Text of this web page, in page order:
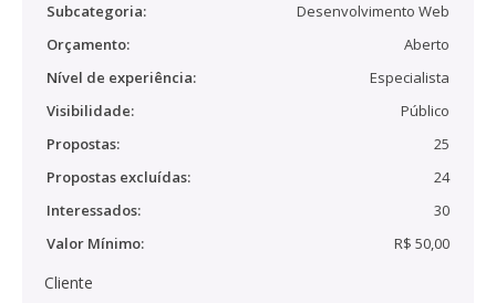
Subcategoria:
Desenvolvimento Web
Orçamento:
Aberto
Nível de experiência:
Especialista
Visibilidade:
Público
Propostas:
25
Propostas excluídas:
24
Interessados:
30
Valor Mínimo:
R$ 50,00
Cliente